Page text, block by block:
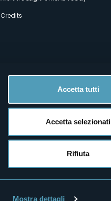
Mostra dettagli
Accetta tutti
Accetta selezionati
Rifiuta
Credits